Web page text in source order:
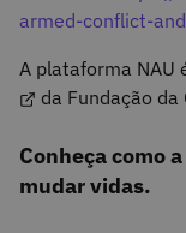
armed-conflict-
A plataforma NAU
da Fundação da
Conheça como
mudar vidas.